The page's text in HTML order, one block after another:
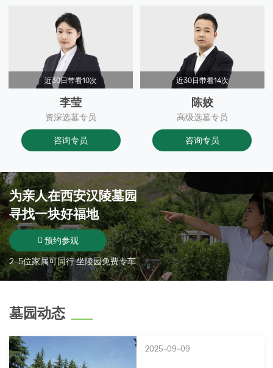
近30日带看10次
李莹
资深选墓专员
咨询专员
近30日带看14次
陈姣
高级选墓专员
咨询专员
为亲人在西安汉陵墓园
寻找一块好福地
预约参观
2-5位家属可同行 坐陵园免费专车
墓园动态
2025-09-09